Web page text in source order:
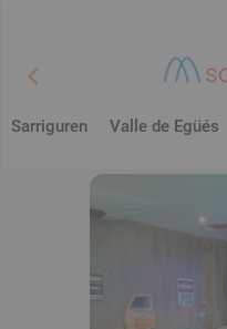
chevron_left
Sarriguren Valle de Egüés